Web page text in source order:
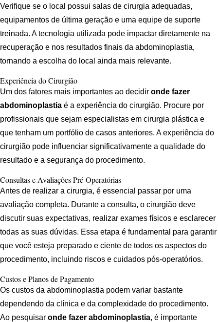
Verifique se o local possui salas de cirurgia adequadas,
equipamentos de última geração e uma equipe de suporte
treinada. A tecnologia utilizada pode impactar diretamente na
recuperação e nos resultados finais da abdominoplastia,
tornando a escolha do local ainda mais relevante.
Experiência do Cirurgião
Um dos fatores mais importantes ao decidir onde fazer
abdominoplastia é a experiência do cirurgião. Procure por
profissionais que sejam especialistas em cirurgia plástica e
que tenham um portfólio de casos anteriores. A experiência do
cirurgião pode influenciar significativamente a qualidade do
resultado e a segurança do procedimento.
Consultas e Avaliações Pré-Operatórias
Antes de realizar a cirurgia, é essencial passar por uma
avaliação completa. Durante a consulta, o cirurgião deve
discutir suas expectativas, realizar exames físicos e esclarecer
todas as suas dúvidas. Essa etapa é fundamental para garantir
que você esteja preparado e ciente de todos os aspectos do
procedimento, incluindo riscos e cuidados pós-operatórios.
Custos e Planos de Pagamento
Os custos da abdominoplastia podem variar bastante
dependendo da clínica e da complexidade do procedimento.
Ao pesquisar onde fazer abdominoplastia, é importante